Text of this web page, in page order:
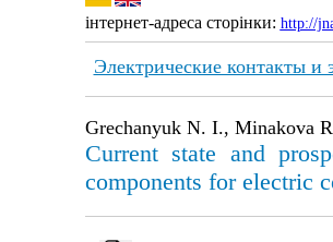
інтернет-адреса сторінки: http://
Электрические контакты
Grechanyuk N. I., Minakova
Сurrent state and
components for electric